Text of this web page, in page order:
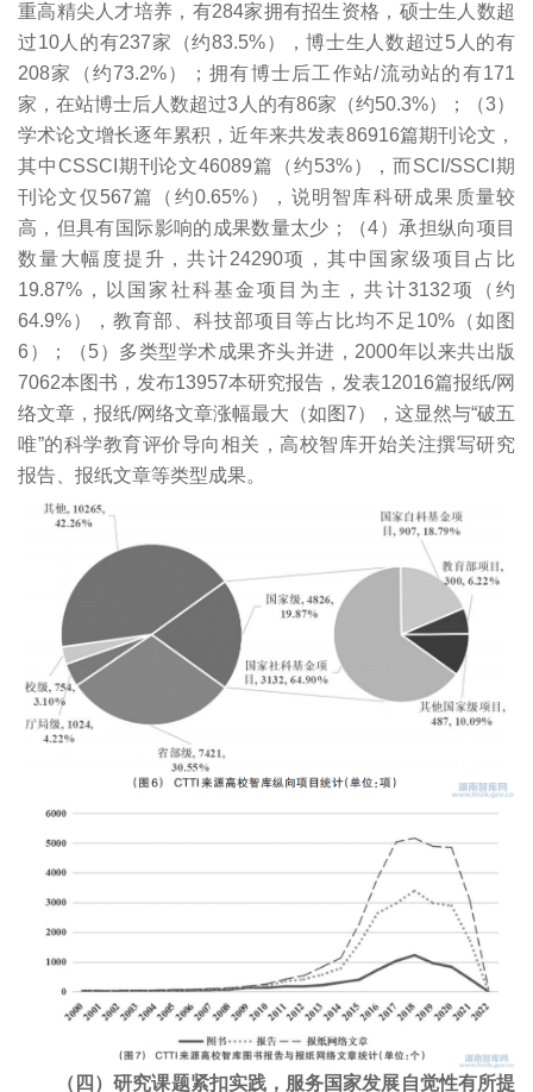
重高精尖人才培养，有284家拥有招生资格，硕士生人数超
过10人的有237家（约83.5%），博士生人数超过5人的有
208家（约73.2%）；拥有博士后工作站/流动站的有171
家，在站博士后人数超过3人的有86家（约50.3%）；（3）
学术论文增长逐年累积，近年来共发表86916篇期刊论文，
其中CSSCI期刊论文46089篇（约53%），而SCI/SSCI期
刊论文仅567篇（约0.65%），说明智库科研成果质量较
高，但具有国际影响的成果数量太少；（4）承担纵向项目
数量大幅度提升，共计24290项，其中国家级项目占比
19.87%，以国家社科基金项目为主，共计3132项（约
64.9%），教育部、科技部项目等占比均不足10%（如图
6）；（5）多类型学术成果齐头并进，2000年以来共出版
7062本图书，发布13957本研究报告，发表12016篇报纸/网
络文章，报纸/网络文章涨幅最大（如图7），这显然与“破五
唯”的科学教育评价导向相关，高校智库开始关注撰写研究
报告、报纸文章等类型成果。
（四）研究课题紧扣实践，服务国家发展自觉性有所提